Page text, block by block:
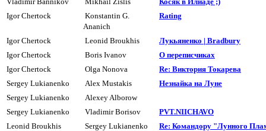
Igor Chertock
Konstantin G.
Ananich
Rating
Igor Chertock Leonid Broukhis
Лукьяненко | Bradbury
Igor Chertock
Boris Ivanov
О пеpеписчиках
Igor Chertock
Olga Nonova
Re: Виктоpия Токаpева
Sergey Lukianenko
Alex Mustakis
Hезнайка на Луне
Sergey Lukianenko
Alexey Alborow
Sergey Lukianenko
Vladimir Borisov
PVT.NIICHAVO
Leonid Broukhis
Sergey Lukianenko
Re: Командору "Лунного